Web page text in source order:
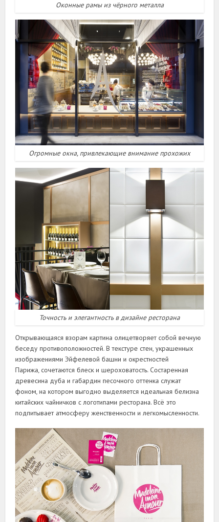
Оконные рамы из чёрного металла
Огромные окна, привлекающие внимание прохожих
Точность и элегантность в дизайне ресторана
Открывающаяся взорам картина олицетворяет собой вечную
беседу противоположностей. В текстуре стен, украшенных
изображениями Эйфелевой башни и окрестностей
Парижа, сочетаются блеск и шероховатость. Состаренная
древесина дуба и габардин песочного оттенка служат
фоном, на котором выгодно выделяется идеальная белизна
китайских чайничков с логотипами ресторана. Всё это
подпитывает атмосферу женственности и легкомысленности.